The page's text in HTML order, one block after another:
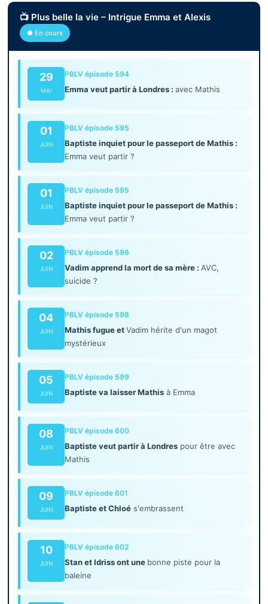
📺 Plus belle la vie – Intrigue Emma et Alexis
● En cours
29
MAI
PBLV épisode 594
Emma veut partir à Londres :avec Mathis
01
JUIN
PBLV épisode 595
Baptiste inquiet pour le passeport de Mathis :
Emma veut partir ?
01
JUIN
PBLV épisode 595
Baptiste inquiet pour le passeport de Mathis :
Emma veut partir ?
02
JUIN
PBLV épisode 596
Vadim apprend la mort de sa mère : AVC,
suicide ?
04
JUIN
PBLV épisode 598
Mathis fugue etVadim hérite d'un magot
mystérieux
05
JUIN
PBLV épisode 599
Baptiste va laisser Mathis à Emma
08
JUIN
PBLV épisode 600
Baptiste veut partir à Londres pour être avec
Mathis
09
JUIN
PBLV épisode 601
Baptiste et Chloé s'embrassent
10
JUIN
PBLV épisode 602
Stan et Idriss ont une bonne piste pour la
baleine